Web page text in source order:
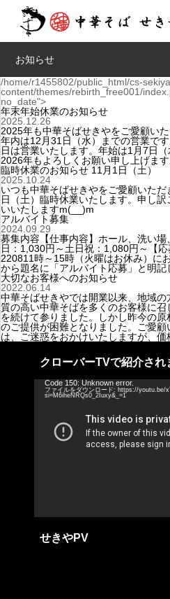
お知らせ
/home/r1455802/public_html/cs-
content/themes/rebirth_free001/
no_date">
年末年始休業のお知らせ
2025.12.26
2025年も中華そばせきやをご愛顧い
年内は12月31日（水）までの営業で
日は営業いたします。年始は1月7日
2026年もよろしくお願い申し上げます
臨時休業のお知らせ 11月1日（土）
2025.10.24
いつも中華そばせきやをご愛顧いた
日（土）臨時休業いたします。申し
いいたしますm(__)m
アルバイト募集
2024.09.29
募集内容【仕事内容】ホール、洗い
日：1,030円～土日祝：1,080円～【
220811時～15時（火曜はお休み）に
から題名に「アルバイト応募」と明記
大切なお客様へのお知らせ
2022.06.14
中華そばせきやでは開業以来、地域の
質の高い中華そばを多くのお客様に
を続けて参りました。しかし昨今の
のご提供が困難となりました。ご愛
は、ご迷惑をおかけいたしますが、
クローバーTVで紹介され
Code 150: Unknown error.
ファイルをダウンロード: https://youtu.be/
si=M6iheNRQs0_2Iuxy&_=1
せきやPV